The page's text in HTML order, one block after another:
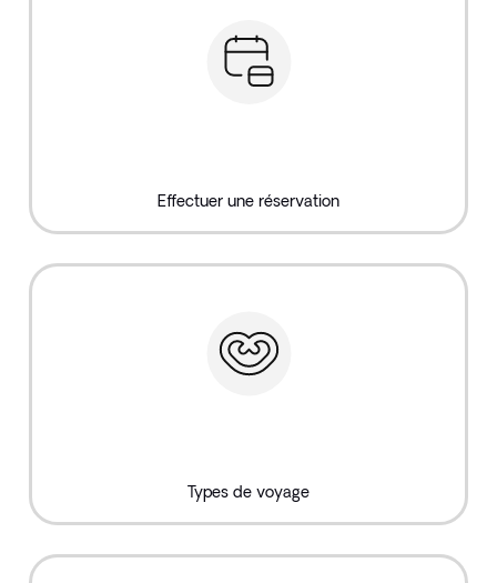
Effectuer une réservation
Types de voyage